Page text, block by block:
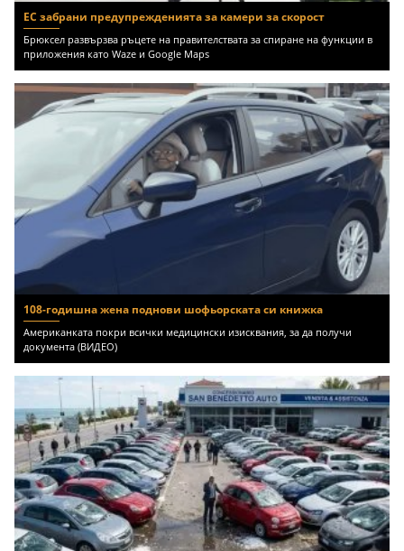
ЕС забрани предупрежденията за камери за скорост
Брюксел развързва ръцете на правителствата за спиране на функции в
приложения като Waze и Google Maps
108-годишна жена поднови шофьорската си книжка
Американката покри всички медицински изисквания, за да получи
документа (ВИДЕО)